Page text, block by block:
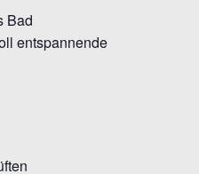
Bad
entspannende